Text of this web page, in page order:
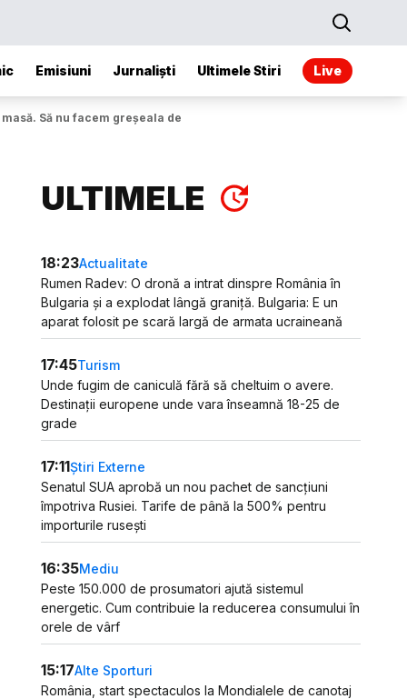
Emisiuni Jurnaliști Ultimele Stiri Live
Să nu facem greșeala de a nu dialoga cu opoziția”
ULTIMELE
18:23Actualitate
Rumen Radev: O dronă a intrat dinspre România în
Bulgaria și a explodat lângă graniță. Bulgaria: E un
aparat folosit pe scară largă de armata ucraineană
17:45Turism
Unde fugim de caniculă fără să cheltuim o avere.
Destinații europene unde vara înseamnă 18-25 de
grade
17:11Știri Externe
Senatul SUA aprobă un nou pachet de sancțiuni
împotriva Rusiei. Tarife de până la 500% pentru
importurile rusești
16:35Mediu
Peste 150.000 de prosumatori ajută sistemul
energetic. Cum contribuie la reducerea consumului în
orele de vârf
15:17Alte Sporturi
România, start spectaculos la Mondialele de canotaj